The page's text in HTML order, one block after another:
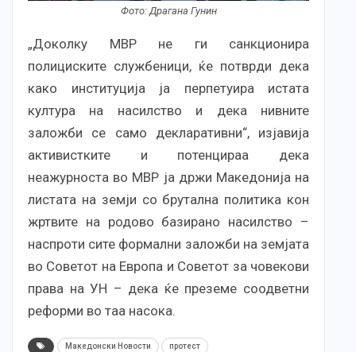
Фото: Драгана Гунин
„Доколку МВР не ги санкционира
полициските службеници, ќе потврди дека
како институција ја перпетуира истата
култура на насилство и дека нивните
заложби се само декларативни“,
изјавија
активистките и потенцираа дека
неажурноста во МВР ја држи Македонија на
листата на земји со брутална политика кон
жртвите на родово базирано насилство –
наспроти сите формални заложби на земјата
во Советот на Европа и Советот за човекови
права на УН – дека ќе преземе соодветни
реформи во таа насока.
Македонски Новости протест